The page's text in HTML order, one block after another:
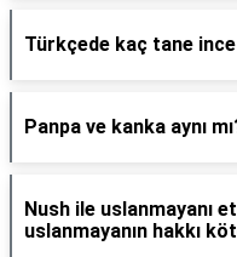
Türkçede kaç tane
Panpa ve kanka aynı
Nush ile uslanmayanı
uslanmayanın hakkı